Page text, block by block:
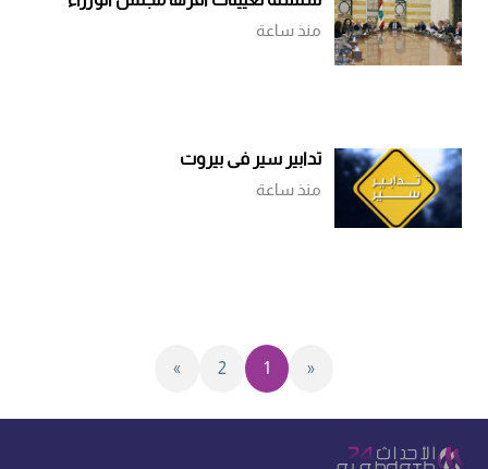
منذ ساعة
تدابير سير في بيروت
منذ ساعة
«
1
2
»